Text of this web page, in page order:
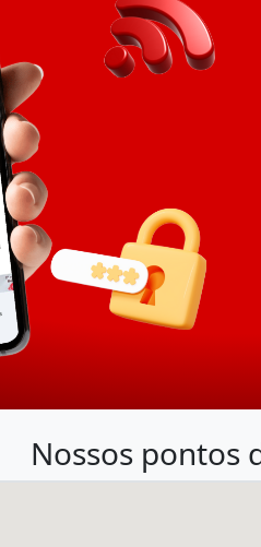
Nossos pontos